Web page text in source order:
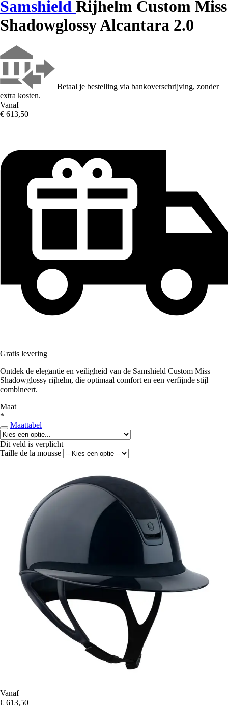
Samshield Rijhelm Custom Miss
Shadowglossy Alcantara 2.0
Betaal je bestelling via bankoverschrijving, zonder
extra kosten.
Vanaf
€ 613,50
Gratis levering
Ontdek de elegantie en veiligheid van de Samshield Custom Miss
Shadowglossy rijhelm, die optimaal comfort en een verfijnde stijl
combineert.
Maat
*
Maattabel
Dit veld is verplicht
Taille de la mousse
Vanaf
€ 613,50